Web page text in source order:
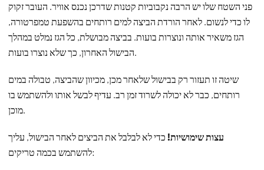
פני השטח שלו יש הרבה נקבוביות קטנות שדרכן נכנס אוויר. העובר זקוק
לו כדי לנשום. לאחר הורדת הביצה למים רותחים בהשפעת טמפרטורה,
הגז משאיר אותה ונוצרות בועות. בביצה מבושלת, כל הגז נמלט במהלך
הבישול האחרון, כך שלא נוצרו בועות.
שיטה זו תעזור רק בבישול שלאחר מכן, מכיוון שהביצה, טבולה במים
רותחים, כבר לא יכולה לשרוד זמן רב. עדיף לבשל אותו ולהשתמש בו
מוכן.
עצות שימושיות! כדי לא לבלבל את הביצים לאחר הבישול, עליך
להשתמש בכמה טריקים: